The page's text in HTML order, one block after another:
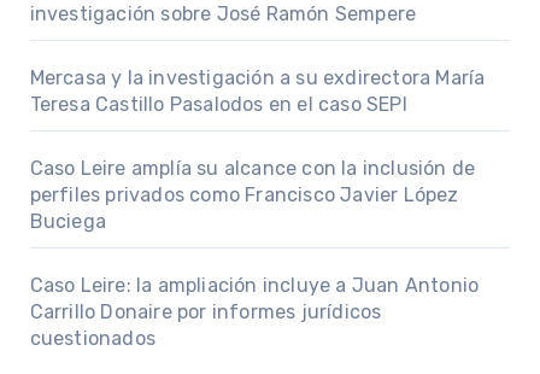
investigación sobre José Ramón Sempere
Mercasa y la investigación a su exdirectora María
Teresa Castillo Pasalodos en el caso SEPI
Caso Leire amplía su alcance con la inclusión de
perfiles privados como Francisco Javier López
Buciega
Caso Leire: la ampliación incluye a Juan Antonio
Carrillo Donaire por informes jurídicos
cuestionados